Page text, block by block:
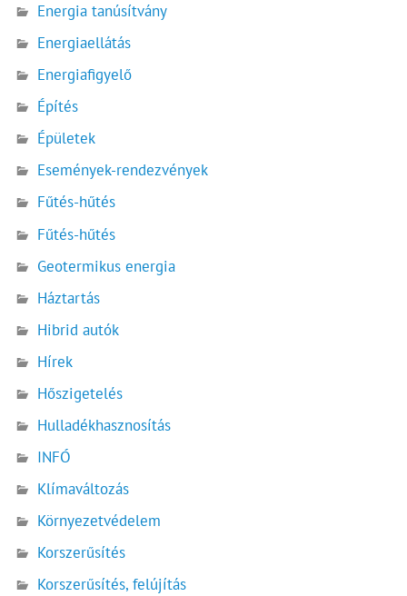
Energia tanúsítvány
Energiaellátás
Energiafigyelő
Építés
Épületek
Események-rendezvények
Fűtés-hűtés
Fűtés-hűtés
Geotermikus energia
Háztartás
Hibrid autók
Hírek
Hőszigetelés
Hulladékhasznosítás
INFÓ
Klímaváltozás
Környezetvédelem
Korszerűsítés
Korszerűsítés, felújítás